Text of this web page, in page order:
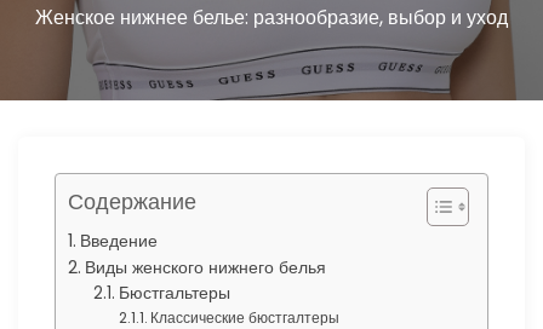
Женское нижнее белье: разнообразие, выбор и уход
Содержание
Введение
Виды женского нижнего белья
Бюстгальтеры
Классические бюстгалтеры